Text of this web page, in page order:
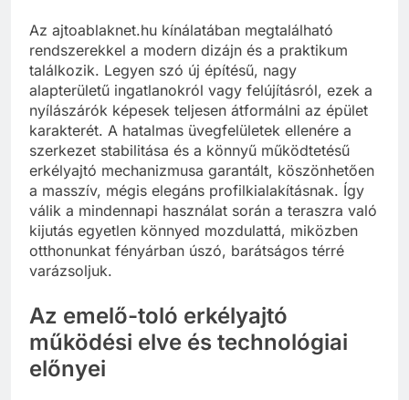
Az ajtoablaknet.hu kínálatában megtalálható
rendszerekkel a modern dizájn és a praktikum
találkozik. Legyen szó új építésű, nagy
alapterületű ingatlanokról vagy felújításról, ezek a
nyílászárók képesek teljesen átformálni az épület
karakterét. A hatalmas üvegfelületek ellenére a
szerkezet stabilitása és a könnyű működtetésű
erkélyajtó mechanizmusa garantált, köszönhetően
a masszív, mégis elegáns profilkialakításnak. Így
válik a mindennapi használat során a teraszra való
kijutás egyetlen könnyed mozdulattá, miközben
otthonunkat fényárban úszó, barátságos térré
varázsoljuk.
Az emelő-toló erkélyajtó
működési elve és technológiai
előnyei